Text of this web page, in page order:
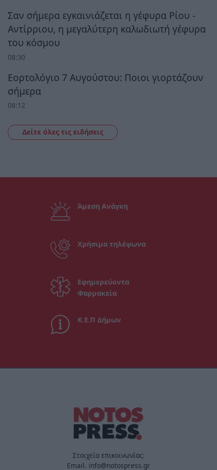
Σαν σήμερα εγκαινιάζεται η γέφυρα Ρίου -
Αντίρριου, η μεγαλύτερη καλωδιωτή γέφυρα
του κόσμου
08:30
Εορτολόγιο 7 Αυγούστου: Ποιοι γιορτάζουν
σήμερα
08:12
Δείτε όλες τις ειδήσεις
Άμεση Ανάγκη
Χρήσιμα τηλέφωνα
Εφημερεύοντα
Φαρμακεία
Κ.Ε.Π Δήμων
Στοιχεία επικοινωνίας:
Email. info@notospress.gr